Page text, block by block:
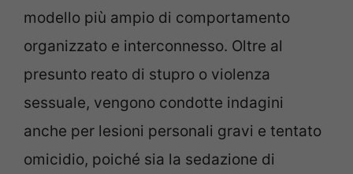
modello più ampio di comportamento
organizzato e interconnesso. Oltre al
presunto reato di stupro o violenza
sessuale, vengono condotte indagini
anche per lesioni personali gravi e tentato
omicidio, poiché sia la sedazione di